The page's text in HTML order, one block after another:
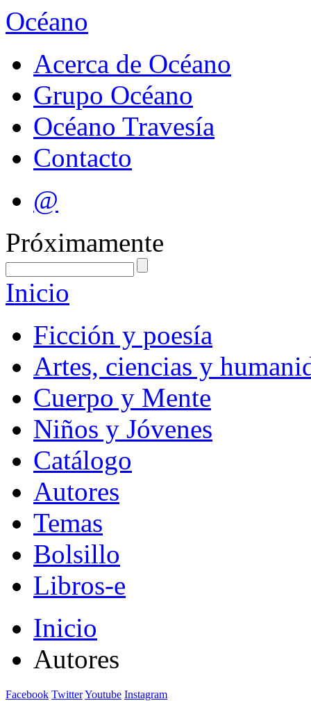
Océano
Acerca de Océano
Grupo Océano
Océano Travesía
Contacto
@
Próximamente
Inicio
Ficción y poesía
Artes, ciencias y
Cuerpo y Mente
Niños y Jóvenes
Catálogo
Autores
Temas
Bolsillo
Libros-e
Inicio
Autores
Facebook TwitterYoutube Instagram